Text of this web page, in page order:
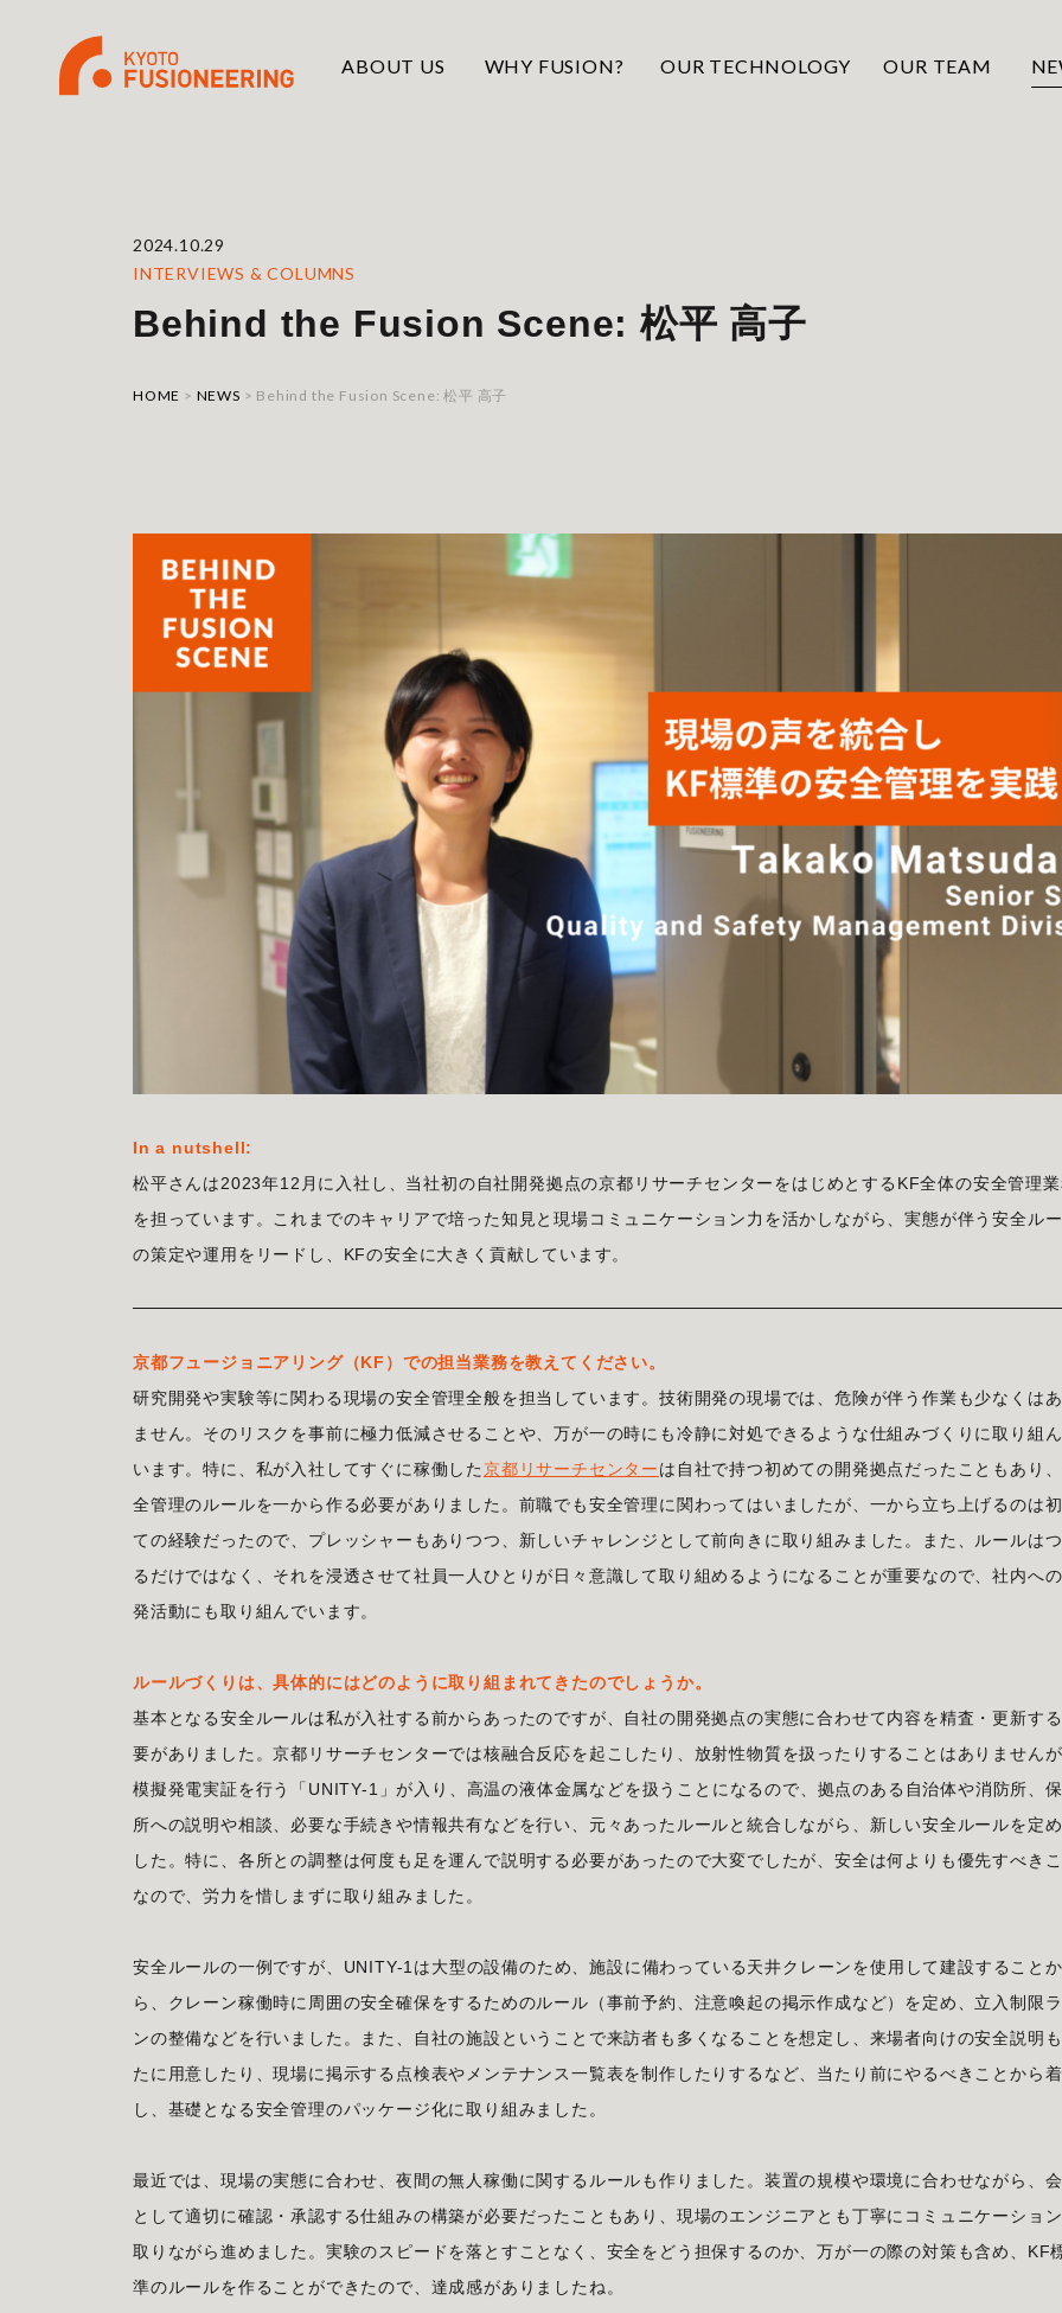
ABOUT US WHY FUSION? OUR TECHNOLOGY OUR TEAM
2024.10.29
INTERVIEWS & COLUMNS
Behind the Fusion Scene: 松平 高子
HOME > NEWS > Behind the Fusion Scene: 松平 高子
In a nutshell:
松平さんは2023年12月に入社し、当社初の自社開発拠点の京都リサーチセンターをはじめとするKF全体の安全管理業
を担っています。これまでのキャリアで培った知見と現場コミュニケーション力を活かしながら、実態が伴う安全ル
の策定や運用をリードし、KFの安全に大きく貢献しています。
京都フュージョニアリング（KF）での担当業務を教えてください。
研究開発や実験等に関わる現場の安全管理全般を担当しています。技術開発の現場では、危険が伴う作業も少なくはあ
ません。そのリスクを事前に極力低減させることや、万が一の時にも冷静に対処できるような仕組みづくりに取り組
います。特に、私が入社してすぐに稼働した京都リサーチセンターは自社で持つ初めての開発拠点だったこともあり
全管理のルールを一から作る必要がありました。前職でも安全管理に関わってはいましたが、一から立ち上げるのは
ての経験だったので、プレッシャーもありつつ、新しいチャレンジとして前向きに取り組みました。また、ルールはつ
るだけではなく、それを浸透させて社員一人ひとりが日々意識して取り組めるようになることが重要なので、社内へ
発活動にも取り組んでいます。
ルールづくりは、具体的にはどのように取り組まれてきたのでしょうか。
基本となる安全ルールは私が入社する前からあったのですが、自社の開発拠点の実態に合わせて内容を精査・更新す
要がありました。京都リサーチセンターでは核融合反応を起こしたり、放射性物質を扱ったりすることはありませんが
模擬発電実証を行う「UNITY-1」が入り、高温の液体金属などを扱うことになるので、拠点のある自治体や消防所、
所への説明や相談、必要な手続きや情報共有などを行い、元々あったルールと統合しながら、新しい安全ルールを定め
した。特に、各所との調整は何度も足を運んで説明する必要があったので大変でしたが、安全は何よりも優先すべきこ
なので、労力を惜しまずに取り組みました。
安全ルールの一例ですが、UNITY-1は大型の設備のため、施設に備わっている天井クレーンを使用して建設することか
ら、クレーン稼働時に周囲の安全確保をするためのルール（事前予約、注意喚起の掲示作成など）を定め、立入制限ラ
ンの整備などを行いました。また、自社の施設ということで来訪者も多くなることを想定し、来場者向けの安全説明
たに用意したり、現場に掲示する点検表やメンテナンス一覧表を制作したりするなど、当たり前にやるべきことから
し、基礎となる安全管理のパッケージ化に取り組みました。
最近では、現場の実態に合わせ、夜間の無人稼働に関するルールも作りました。装置の規模や環境に合わせながら、
として適切に確認・承認する仕組みの構築が必要だったこともあり、現場のエンジニアとも丁寧にコミュニケーショ
取りながら進めました。実験のスピードを落とすことなく、安全をどう担保するのか、万が一の際の対策も含め、KF
準のルールを作ることができたので、達成感がありましたね。